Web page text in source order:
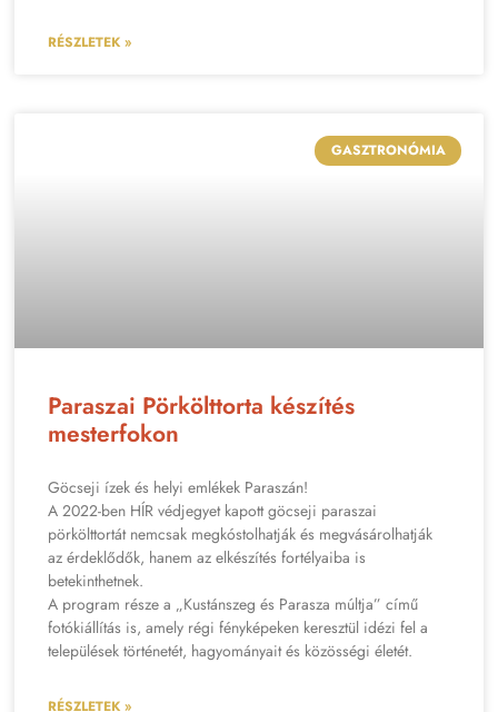
RÉSZLETEK »
GASZTRONÓMIA
Paraszai Pörkölttorta készítés
mesterfokon
Göcseji ízek és helyi emlékek Paraszán!
A 2022-ben HÍR védjegyet kapott göcseji paraszai
pörkölttortát nemcsak megkóstolhatják és megvásárolhatják
az érdeklődők, hanem az elkészítés fortélyaiba is
betekinthetnek.
A program része a „Kustánszeg és Parasza múltja” című
fotókiállítás is, amely régi fényképeken keresztül idézi fel a
települések történetét, hagyományait és közösségi életét.
RÉSZLETEK »